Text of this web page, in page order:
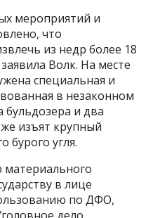
мероприятий и
что
из недр более 18
Волк. На месте
специальная и
в незаконном
бульдозера и два
изъят крупный
бурого угля.
в лице
по ДФО,